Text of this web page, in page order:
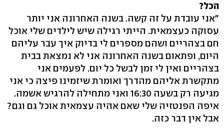
הכל?
"אני עובדת על זה קשה. בשנה האחרונה אני יותר
עסוקה כעצמאית. הייתי רגילה שיש לילדים שלי אוכל
חם בצהריים ושהם מספרים לי בדיוק איך עבר עליהם
היום, ופתאום בשנה האחרונה אני לא נמצאת בבית
בצהריים ואין לי זמן לבשל כל יום. לפעמים אני
מתקשרת אליהם מהדרך ואומרת שיזמינו פיצה כי אני
מגיעה רק בשעה 16:30 ואני מתחילה להרגיש אשמה.
איפה הפנטזיה שלי שאם אהיה עצמאית אוכל גם וגם?
אבל אין דבר כזה.